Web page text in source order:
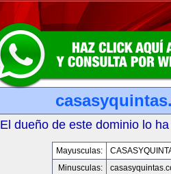
El dueño de este dominio lo
Mayusculas:
Minusculas: